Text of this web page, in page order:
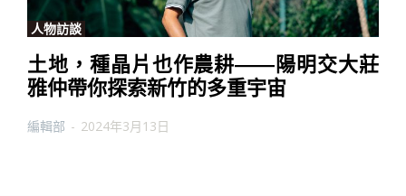
人物訪談
土地，種晶片也作農耕——陽明交大莊
雅仲帶你探索新竹的多重宇宙
編輯部 - 2024年3月13日